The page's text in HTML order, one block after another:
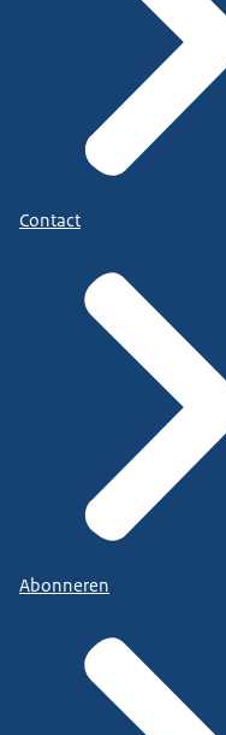
Contact
Abonneren